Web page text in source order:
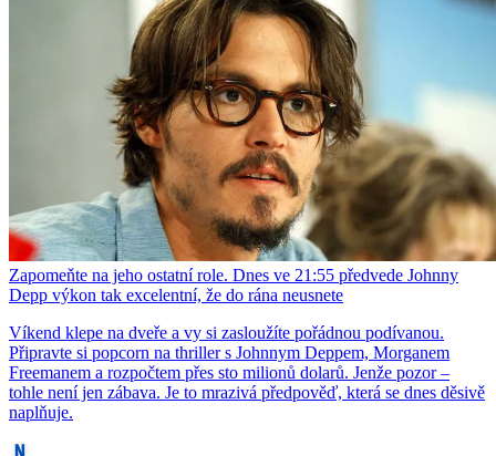
Zapomeňte na jeho ostatní role. Dnes ve 21:55 předvede Johnny
Depp výkon tak excelentní, že do rána neusnete
Víkend klepe na dveře a vy si zasloužíte pořádnou podívanou.
Připravte si popcorn na thriller s Johnnym Deppem, Morganem
Freemanem a rozpočtem přes sto milionů dolarů. Jenže pozor –
tohle není jen zábava. Je to mrazivá předpověď, která se dnes děsivě
naplňuje.